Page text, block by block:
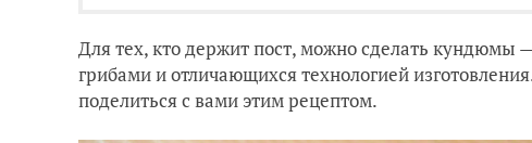
Для тех, кто держит пост, можно сделать кундюмы
грибами и отличающихся технологией
поделиться с вами этим рецептом.